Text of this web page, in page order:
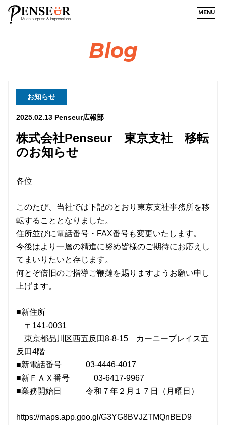
Blog
株式会社Penseur 東京支社 移転
のお知らせ
お知らせ
2025.02.13 Penseur広報部
各位
このたび、当社では下記のとおり東京支社事務所を移
転することとなりました。
住所並びに電話番号・FAX番号も変更いたします。
今後はより一層の精進に努め皆様のご期待にお応えし
てまいりたいと存じます。
何とぞ倍旧のご指導ご鞭撻を賜りますようお願い申し
上げます。
■新住所
〒141-0031
東京都品川区西五反田8-8-15 カーニープレイス五
反田4階
■新電話番号 03-4446-4017
■新ＦＡＸ番号 03-6417-9967
■業務開始日 令和７年２月１７日（月曜日）
https://maps.app.goo.gl/G3YG8BVJZTMQnBED9